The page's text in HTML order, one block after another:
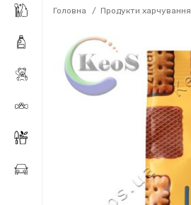
Головна Продукти харчування